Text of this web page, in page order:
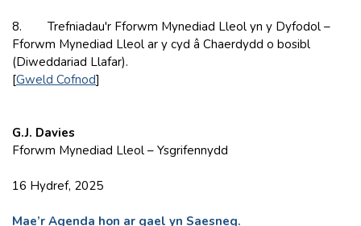
8. Trefniadau'r Fforwm Mynediad Lleol yn y Dyfodol –
Fforwm Mynediad Lleol ar y cyd â Chaerdydd o bosibl
(Diweddariad Llafar).
[Gweld Cofnod]
G.J. Davies
Fforwm Mynediad Lleol – Ysgrifennydd
16 Hydref, 2025
Mae’r Agenda hon ar gael yn Saesneg.